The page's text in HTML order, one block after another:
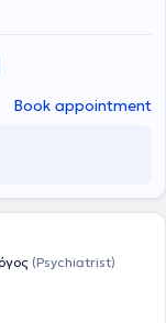
Book appointment
(Psychiatrist)